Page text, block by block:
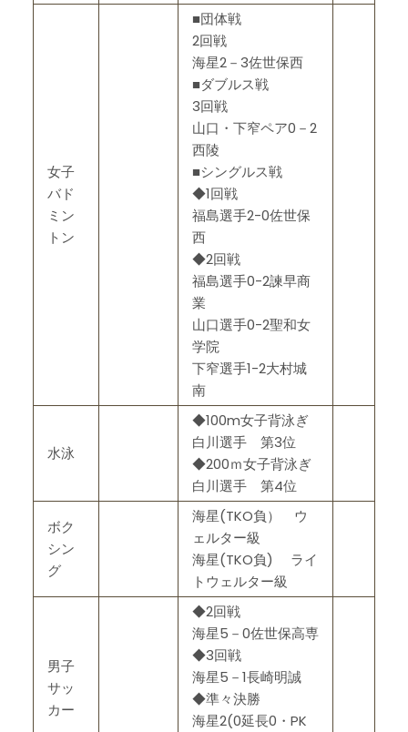
女子
バド
ミン
トン
■団体戦
2回戦
海星2－3佐世保西
■ダブルス戦
3回戦
山口・下窄ペア0－2
西陵
■シングルス戦
◆1回戦
福島選手2-0佐世保
西
◆2回戦
福島選手0-2諫早商
業
山口選手0-2聖和女
学院
下窄選手1-2大村城
南
水泳
◆100m女子背泳ぎ
白川選手 第3位
◆200ｍ女子背泳ぎ
白川選手 第4位
ボク
シン
グ
海星(TKO負） ウ
ェルター級
海星(TKO負) ライ
トウェルター級
男子
サッ
カー
◆2回戦
海星5－0佐世保高専
◆3回戦
海星5－1長崎明誠
◆準々決勝
海星2(0延長0・PK